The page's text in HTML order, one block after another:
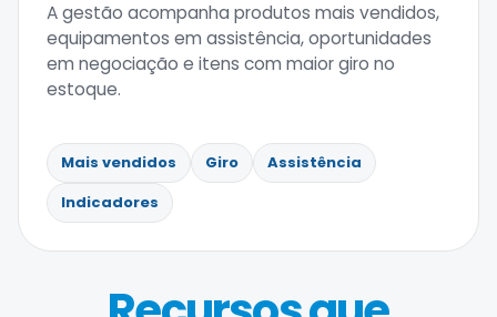
A gestão acompanha produtos mais vendidos,
equipamentos em assistência, oportunidades
em negociação e itens com maior giro no
estoque.
Mais vendidos Giro
Assistência
Indicadores